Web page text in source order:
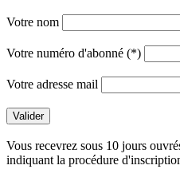
Votre nom
Votre numéro d'abonné (*)
Votre adresse mail
Vous recevrez sous 10 jours
indiquant la procédure